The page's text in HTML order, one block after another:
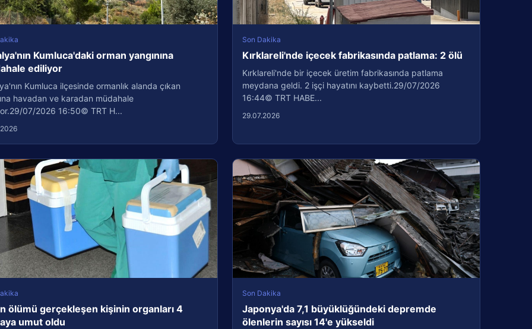
Kumluca'daki orman yangınına
ediliyor
Kumluca ilçesinde ormanlık alanda çıkan
havadan ve karadan müdahale
07/2026 16:50© TRT H...
Son Dakika
Kırklareli'nde içecek fabrikasında patlama: 2 ölü
Kırklareli'nde bir içecek üretim fabrikasında patlama
meydana geldi. 2 işçi hayatını kaybetti.29/07/2026
16:44© TRT HABE...
29.07.2026
ölümü gerçekleşen kişinin organları 4
umut oldu
Son Dakika
Japonya'da 7,1 büyüklüğündeki depremde
ölenlerin sayısı 14'e yükseldi